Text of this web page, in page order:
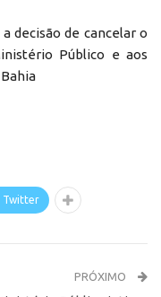
decisão de cancelar o
Público e aos
Twitter
PRÓXIMO